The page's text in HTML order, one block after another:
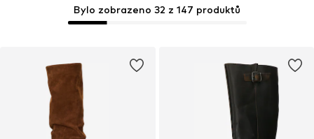
Bylo zobrazeno 32 z 147 produktů